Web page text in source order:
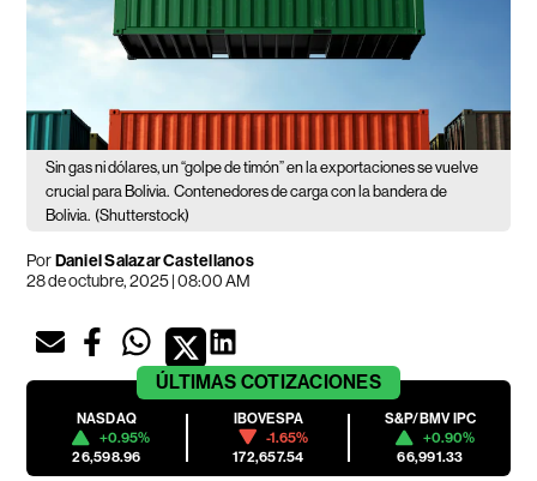
Sin gas ni dólares, un “golpe de timón” en la exportaciones se vuelve
crucial para Bolivia. Contenedores de carga con la bandera de
Bolivia. (Shutterstock)
PorDaniel Salazar Castellanos
28 de octubre, 2025 | 08:00 AM
ÚLTIMAS COTIZACIONES
NASDAQ
+0.95%
26,598.96
IBOVESPA
-1.65%
172,657.54
S&P/BMV IPC
+0.90%
66,991.33